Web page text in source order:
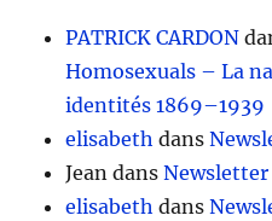
PATRICK CARDON
Homosexuals – La
identités 1869–1939
elisabeth dans
Jean dansNewsletter
elisabeth dans